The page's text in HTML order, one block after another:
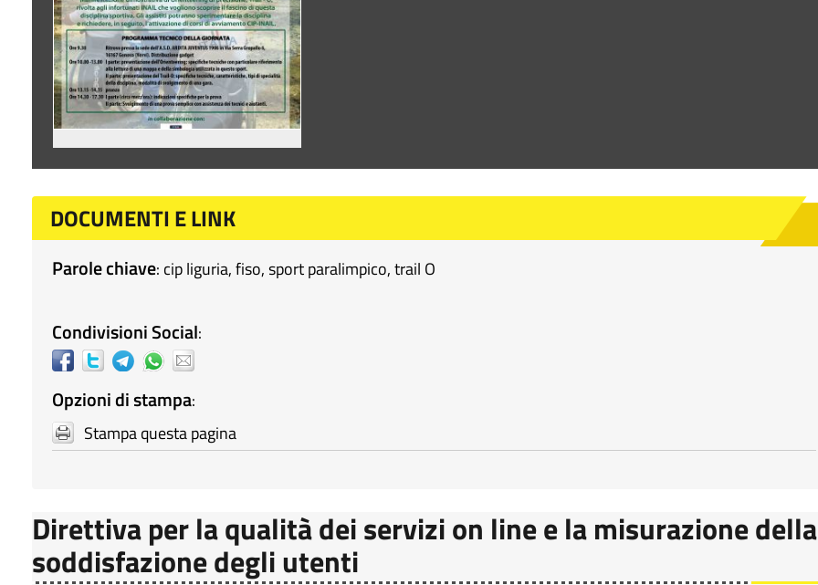
DOCUMENTI E LINK
Parole chiave: cip liguria,fiso,sport paralimpico,trail O
Condivisioni Social:
Opzioni di stampa:
Stampa questa pagina
Direttiva per la qualità dei servizi on line e la misurazione della
soddisfazione degli utenti